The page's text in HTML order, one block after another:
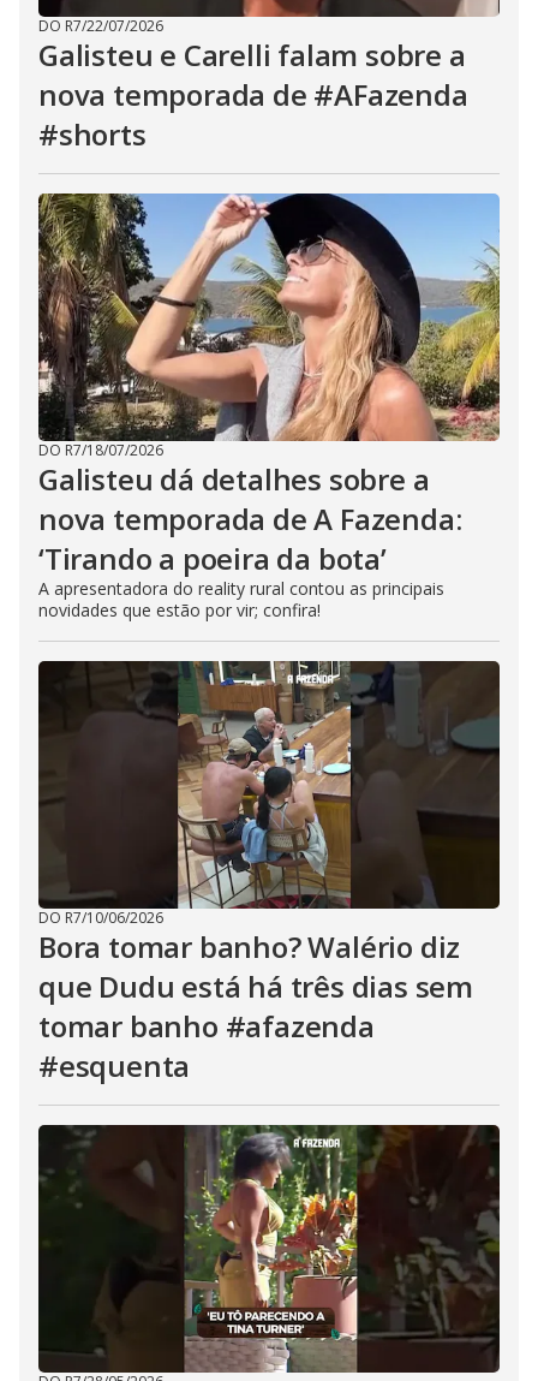
DO R7/22/07/2026
Galisteu e Carelli falam sobre a
nova temporada de #AFazenda
#shorts
DO R7/18/07/2026
Galisteu dá detalhes sobre a
nova temporada de A Fazenda:
‘Tirando a poeira da bota’
A apresentadora do reality rural contou as principais
novidades que estão por vir; confira!
DO R7/10/06/2026
Bora tomar banho? Walério diz
que Dudu está há três dias sem
tomar banho #afazenda
#esquenta